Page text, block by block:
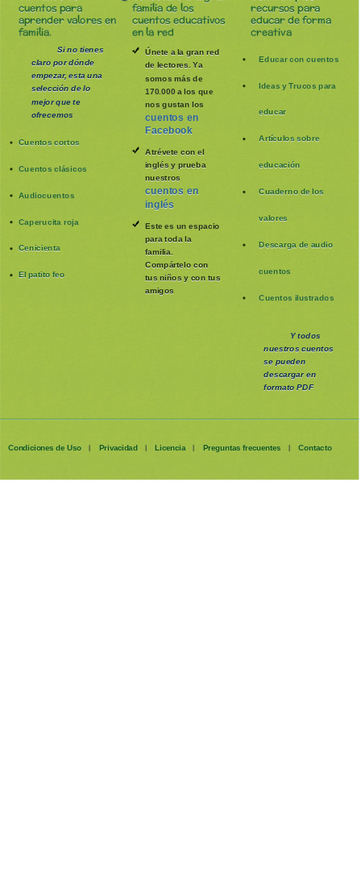
cuentos para
aprender valores en
familia.
Si no tienes
claro por dónde
empezar, esta una
selección de lo
mejor que te
ofrecemos
Cuentos cortos
Cuentos clásicos
Audiocuentos
Caperucita roja
Cenicienta
El patito feo
familia de los
cuentos educativos
en la red
Únete a la gran red
de lectores. Ya
somos más de
170.000 a los que
nos gustan los
cuentos en
Facebook
Atrévete con el
inglés y prueba
nuestros
cuentos en
inglés
Este es un espacio
para toda la
familia
Compártelo con
tus niños y con tus
amigos
recursos para
educar de forma
creativa
Educar con cuentos
Ideas y Trucos para
educar
Artículos sobre
educación
Cuaderno de los
valores
Descarga de audio
cuentos
Cuentos ilustrados
Y todos
nuestros cuentos
se pueden
descargar en
formato PDF
Condiciones de Uso | Privacidad | Licencia | Preguntas frecuentes | Contacto